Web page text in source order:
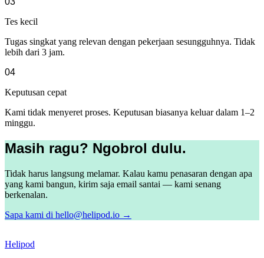
Tes kecil
Tugas singkat yang relevan dengan pekerjaan sesungguhnya. Tidak
lebih dari 3 jam.
04
Keputusan cepat
Kami tidak menyeret proses. Keputusan biasanya keluar dalam 1–2
minggu.
Masih ragu? Ngobrol dulu.
Tidak harus langsung melamar. Kalau kamu penasaran dengan apa
yang kami bangun, kirim saja email santai — kami senang
berkenalan.
Sapa kami di hello@helipod.io →
Helipod